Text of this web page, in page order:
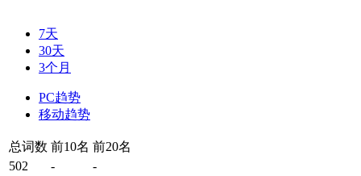
7天
30天
3个月
PC趋势
移动趋势
总词数 前10名 前20名
502
- -